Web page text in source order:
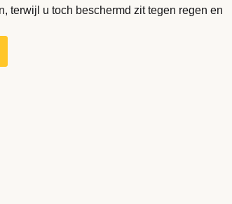
terwijl u toch beschermd zit tegen regen en